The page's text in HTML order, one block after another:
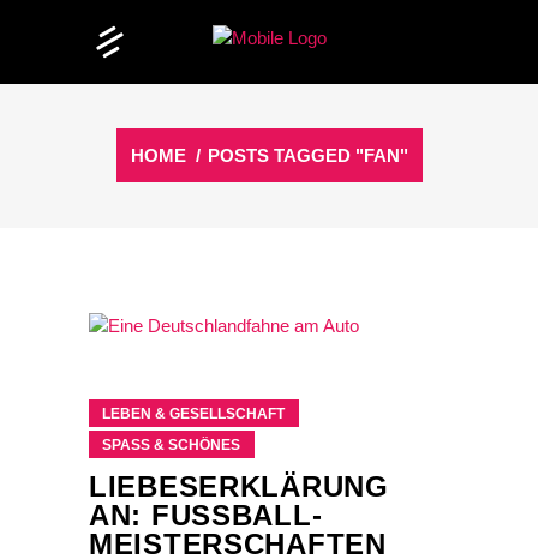
HOME / POSTS TAGGED "FAN"
LEBEN & GESELLSCHAFT
SPASS & SCHÖNES
LIEBESERKLÄRUNG
AN: FUSSBALL-M
EISTERSCHAFTEN